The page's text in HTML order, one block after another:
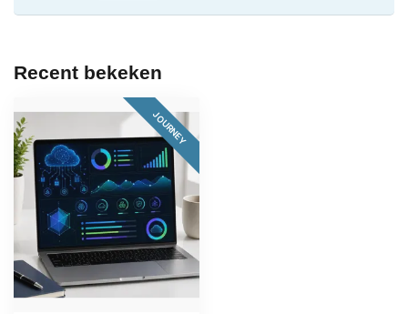
Recent bekeken
JOURNEY